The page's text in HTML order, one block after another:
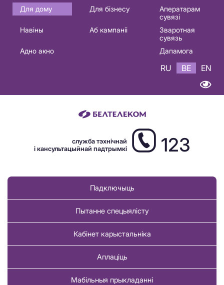
Основная
навигация
Для дому Для бізнесу
Аператарам
сувязі
Навіны
Аб кампаніі
Зваротная
сувязь
Адно акно
Дапамога
RU BE EN
служба тэхнічнай
і кансультацыйнай падтрымкі
123
Падключыць
Пытанне спецыялісту
Кабінет карыстальніка
Аплаціць
Мабільныя прыкладанні